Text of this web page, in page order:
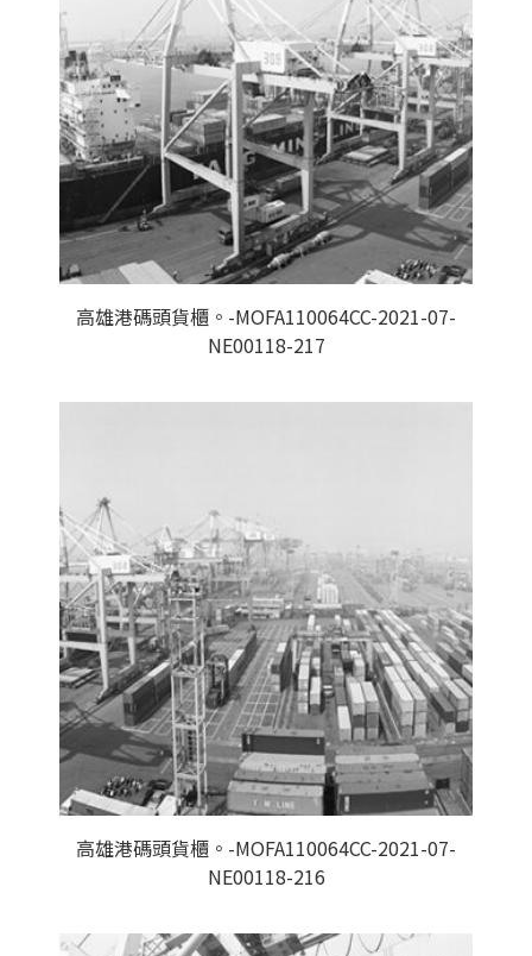
高雄港碼頭貨櫃。-MOFA110064CC-2021-07-
NE00118-217
高雄港碼頭貨櫃。-MOFA110064CC-2021-07-
NE00118-216